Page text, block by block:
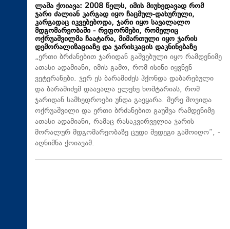
ლაშა ქოიავა: 2008 წელს, იმის მიუხედავად რომ
ჯარი ძალიან კარგად იყო ჩაცმულ-დახურული,
კარგადაც იკვებებოდა, ჯარი იყო სავალალო
მდგომარეობაში - რეფორმები, რომელიც
ოქრუაშვილმა ჩაატარა, მიმართული იყო ჯარის
დემორალიზაციაზე და ჯარისკაცის დაკნინებაზე
„ერთი ბრძანებით ჯარიდან გაშვებული იყო რამდენიმე
ათასი ადამიანი, იმის გამო, რომ ისინი იყვნენ
ვეტერანები. ჯერ ეს ბარამიძეს ჰქონდა დაბარებული
და ბარამიძემ დაავალა ელენე ხოშტარიას, რომ
ჯარიდან სამხედროები უნდა გაეყარა. მერე მოვიდა
ოქრუაშვილი და ერთი ბრძანებით გაუშვა რამდენიმე
ათასი ადამიანი, რამაც რასაკვირველია ჯარის
მორალურ მდგომარეობაზე ცუდი შედეგი გამოიღო“, -
აღნიშნა ქოიავამ.